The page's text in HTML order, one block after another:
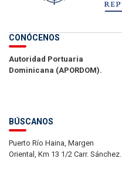
CONÓCENOS
Autoridad Portuaria
Dominicana (APORDOM).
BÚSCANOS
Puerto Río Haina, Margen
Oriental, Km 13 1/2 Carr. Sánchez.